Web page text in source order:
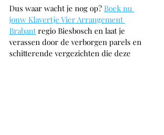
Dus waar wacht je nog op? Boek nu
jouw Klavertje Vier Arrangement
Brabant regio Biesbosch en laat je
verassen door de verborgen parels en
schitterende vergezichten die deze